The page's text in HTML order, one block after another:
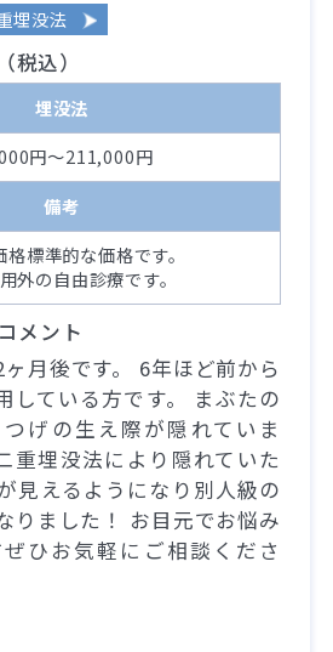
埋没法
税込）
埋没法
円～211,000円
備考
標準的な価格です。
外の自由診療です。
メント
月後です。 6年ほど前から
している方です。 まぶたの
げの生え際が隠れていま
重埋没法により隠れていた
見えるようになり別人級の
りました！ お目元でお悩み
ひお気軽にご相談くださ